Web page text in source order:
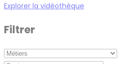
Explorer la vidéothèque
Filtrer